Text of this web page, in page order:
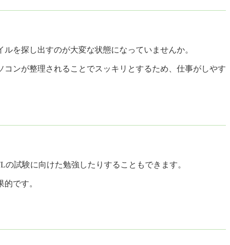
を探し出すのが大変な状態になっていませんか。
ンが整理されることでスッキリとするため、仕事がしやす
試験に向けた勉強したりすることもできます。
です。